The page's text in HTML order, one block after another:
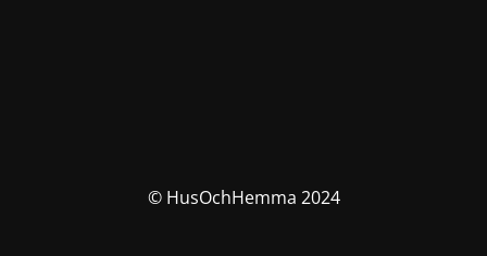
© HusOchHemma 2024